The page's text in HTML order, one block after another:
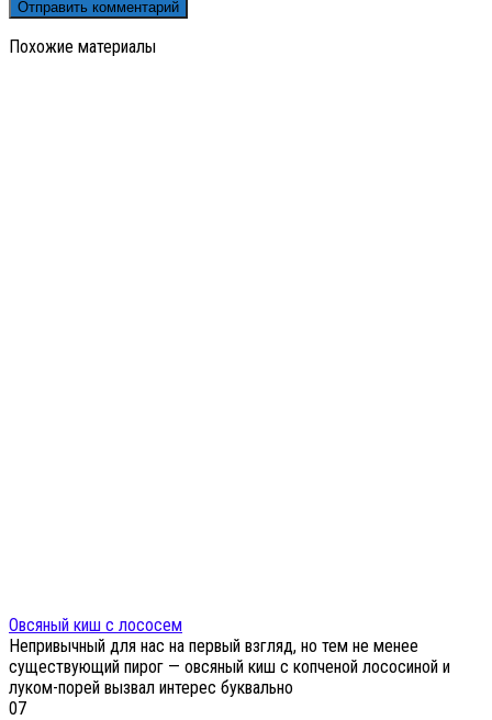
Похожие материалы
Овсяный киш с лососем
Непривычный для нас на первый взгляд, но тем не менее
существующий пирог — овсяный киш с копченой лососиной и
луком-порей вызвал интерес буквально
07